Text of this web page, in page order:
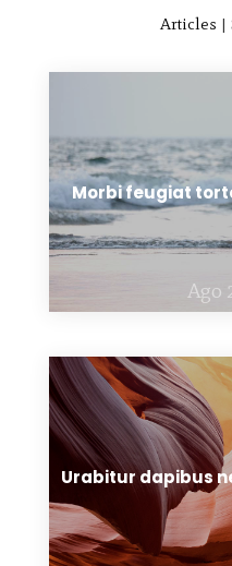
Articles |
Morbi feugiat
Ago
Urabitur dapibus